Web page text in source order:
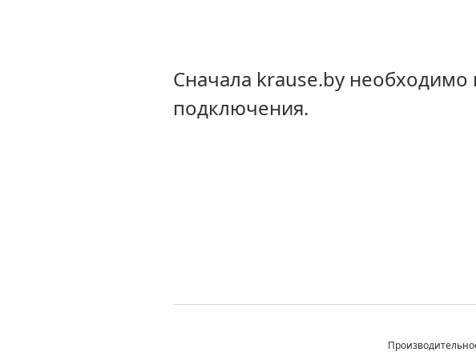
Сначала krause.by необходимо
подключения.